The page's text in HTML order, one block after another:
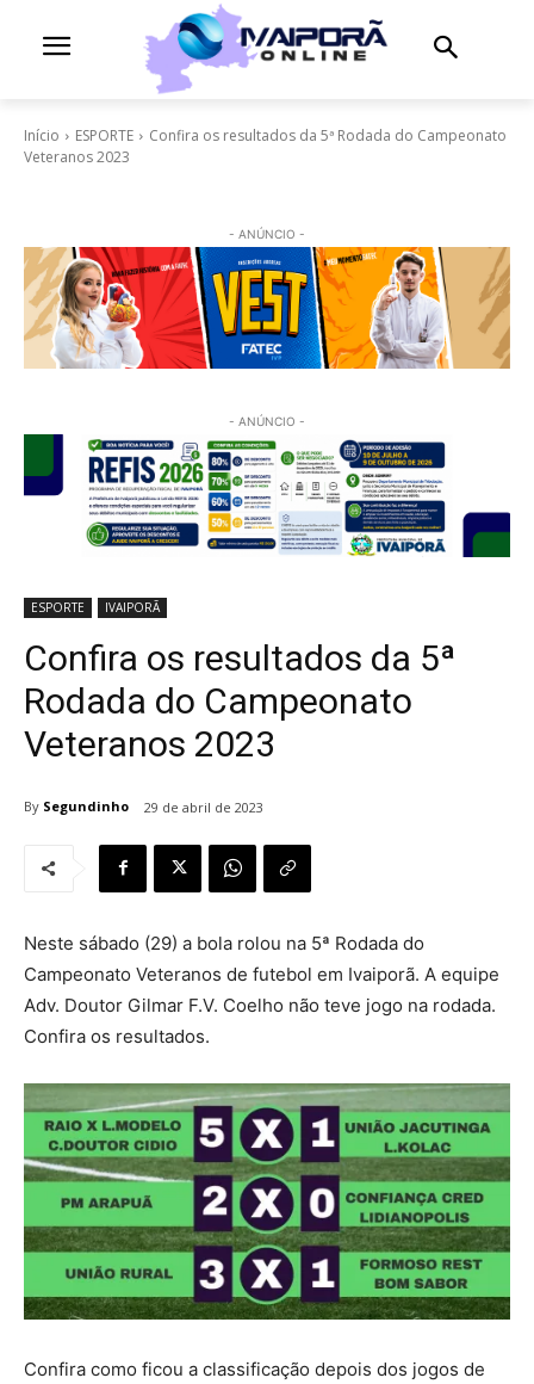
Início ESPORTE
Confira os resultados da 5ª Rodada do Campeonato
Veteranos 2023
- ANÚNCIO -
- ANÚNCIO -
ESPORTE IVAIPORÃ
Confira os resultados da 5ª
Rodada do Campeonato
Veteranos 2023
By Segundinho 29 de abril de 2023
Neste sábado (29) a bola rolou na 5ª Rodada do
Campeonato Veteranos de futebol em Ivaiporã. A equipe
Adv. Doutor Gilmar F.V. Coelho não teve jogo na rodada.
Confira os resultados.
Confira como ficou a classificação depois dos jogos de